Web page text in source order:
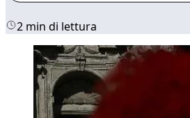
2 min di lettura